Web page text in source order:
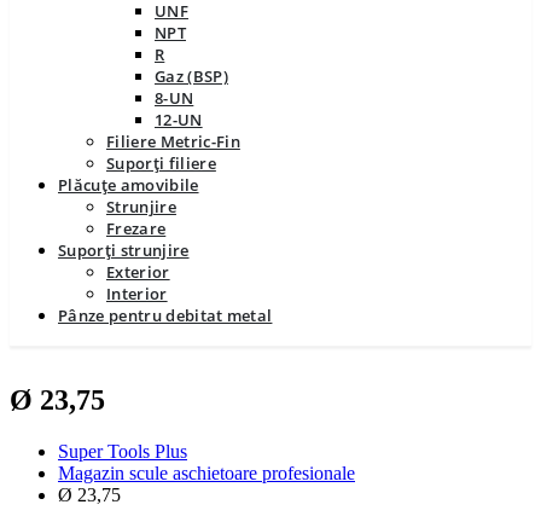
UNF
NPT
R
Gaz (BSP)
8-UN
12-UN
Filiere Metric-Fin
Suporți filiere
Plăcuțe amovibile
Strunjire
Frezare
Suporți strunjire
Exterior
Interior
Pânze pentru debitat metal
Ø 23,75
Super Tools Plus
Magazin scule aschietoare profesionale
Ø 23,75